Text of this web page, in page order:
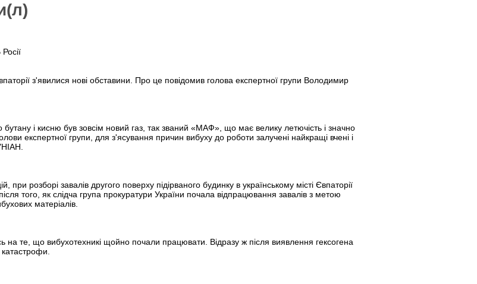
з'явилися нові обставини. Про це повідомив голова експертної групи Володимир
і кисню був зовсім новий газ, так званий «МАФ», що має велику летючість і значно
експертної групи, для з'ясування причин вибуху до роботи залучені найкращі вчені і
розборі завалів другого поверху підірваного будинку в українському місті Євпаторії
того, як слідча група прокуратури України почала відпрацювання завалів з метою
матеріалів.
на те, що вибухотехникі щойно почали працювати. Відразу ж після виявлення гексогена